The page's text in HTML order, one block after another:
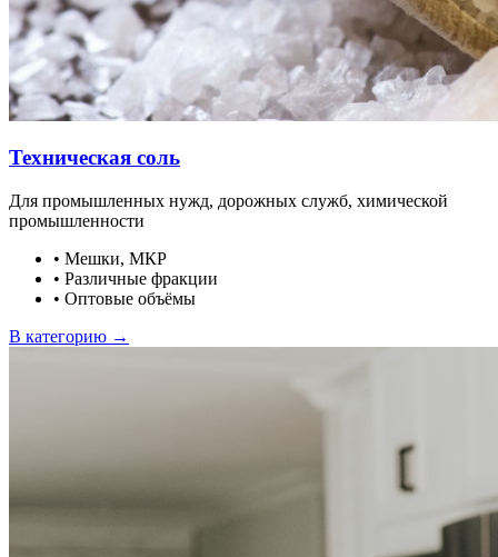
Техническая соль
Для промышленных нужд, дорожных служб, химической
промышленности
• Мешки, МКР
• Различные фракции
• Оптовые объёмы
В категорию →